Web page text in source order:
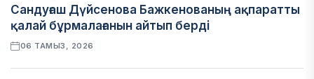
Сандуғаш Дүйсенова Бажкенованың ақпаратты
қалай бұрмалағанын айтып берді
06 ТАМЫЗ, 2026